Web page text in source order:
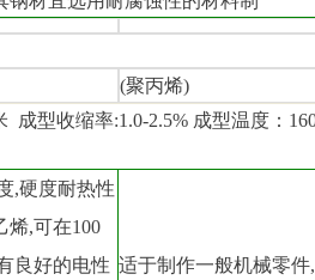
(聚丙烯)
成型收缩率:1.0-2.5% 成型温度：
,硬度耐热性
烯,可在100
良好的电性 适于制作一般机械零件